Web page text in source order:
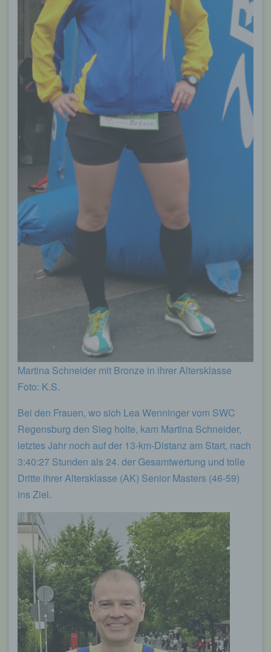
Martina Schneider mit Bronze in ihrer Altersklasse
Foto: K.S.
Bei den Frauen, wo sich Lea Wenninger vom SWC
Regensburg den Sieg holte, kam Martina Schneider,
letztes Jahr noch auf der 13-km-Distanz am Start, nach
3:40:27 Stunden als 24. der Gesamtwertung und tolle
Dritte ihrer Altersklasse (AK) Senior Masters (46-59)
ins Ziel.